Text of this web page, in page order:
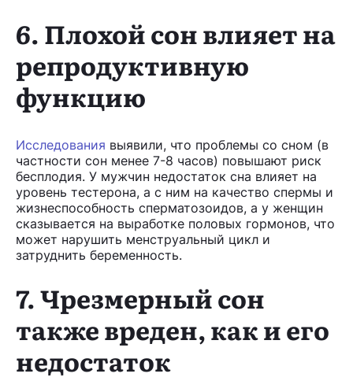
6. Плохой сон влияет на
репродуктивную
функцию
Исследования выявили, что проблемы со сном (в
частности сон менее 7-8 часов) повышают риск
бесплодия. У мужчин недостаток сна влияет на
уровень тестерона, а с ним на качество спермы и
жизнеспособность сперматозоидов, а у женщин
сказывается на выработке половых гормонов, что
может нарушить менструальный цикл и
затруднить беременность.
7. Чрезмерный сон
также вреден, как и его
недостаток